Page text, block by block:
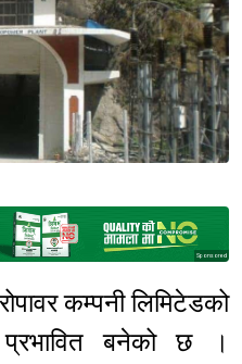
Sponsored
कम्पनी लिमिटेडको
प्रभावित बनेको छ ।